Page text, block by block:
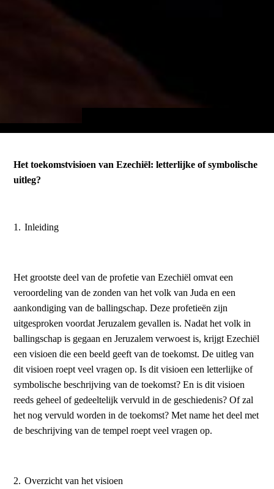
Het toekomstvisioen van Ezechiël: letterlijke of symbolische
uitleg?
1. Inleiding
Het grootste deel van de profetie van Ezechiël omvat een
veroordeling van de zonden van het volk van Juda en een
aankondiging van de ballingschap. Deze profetieën zijn
uitgesproken voordat Jeruzalem gevallen is. Nadat het volk in
ballingschap is gegaan en Jeruzalem verwoest is, krijgt Ezechiël
een visioen die een beeld geeft van de toekomst. De uitleg van
dit visioen roept veel vragen op. Is dit visioen een letterlijke of
symbolische beschrijving van de toekomst? En is dit visioen
reeds geheel of gedeeltelijk vervuld in de geschiedenis? Of zal
het nog vervuld worden in de toekomst? Met name het deel met
de beschrijving van de tempel roept veel vragen op.
2. Overzicht van het visioen